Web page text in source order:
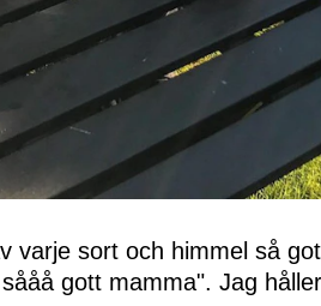
varje sort och himmel så
gott mamma". Jag